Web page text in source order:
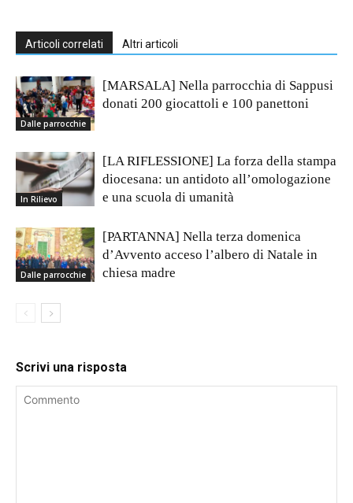
Articoli correlati Altri articoli
Dalle parrocchie
[MARSALA] Nella parrocchia di Sappusi
donati 200 giocattoli e 100 panettoni
In Rilievo
[LA RIFLESSIONE] La forza della stampa
diocesana: un antidoto all’omologazione
e una scuola di umanità
Dalle parrocchie
[PARTANNA] Nella terza domenica
d’Avvento acceso l’albero di Natale in
chiesa madre
Scrivi una risposta